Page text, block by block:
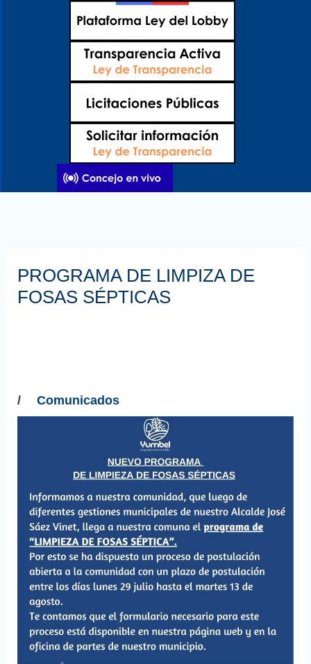
PROGRAMA DE LIMPIZA DE
FOSAS SÉPTICAS
/ Comunicados